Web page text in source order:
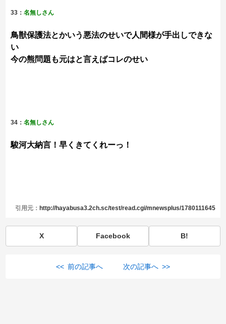
33：名無しさん
鳥獣保護法とかいう悪法のせいで人間様が手出しできな
い
今の熊問題も元はと言えばコレのせい
34：名無しさん
駿河大納言！早くきてくれーっ！
引用元： http://hayabusa3.2ch.sc/test/read.cgi/mnewsplus/1780111645
X Facebook B!
<< 前の記事へ 次の記事へ >>